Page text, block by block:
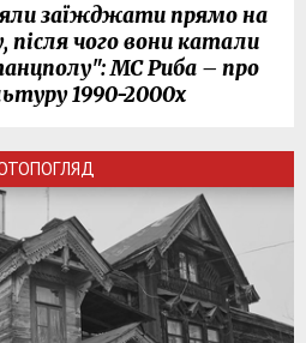
заїжджати прямо на
чого вони катали
МС Риба – про
1990-2000х